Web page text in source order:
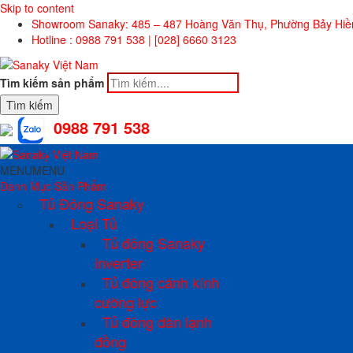
Skip to content
Showroom Sanaky: 485 – 487 Hoàng Văn Thụ, Phường Bảy
Hotline : 0988 791 538 | [028] 6660 3123
Tìm kiếm sản phẩm
Tìm kiếm
0988 791 538
MENUMENU
Danh Mục Sản Phẩm
Tủ Đông Sanaky
Loại Tủ
Tủ đông Sanaky
inverter
Tủ đông cánh kính
cường lực
Tủ đông dàn lạnh
đồng